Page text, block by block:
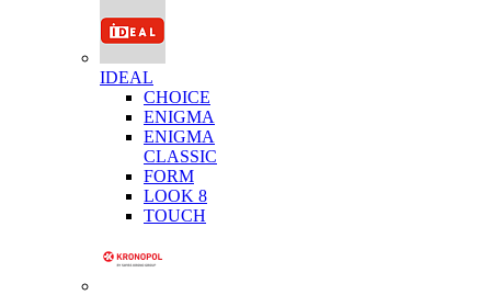
IDEAL
CHOICE
ENIGMA
ENIGMA
CLASSIC
FORM
LOOK 8
TOUCH